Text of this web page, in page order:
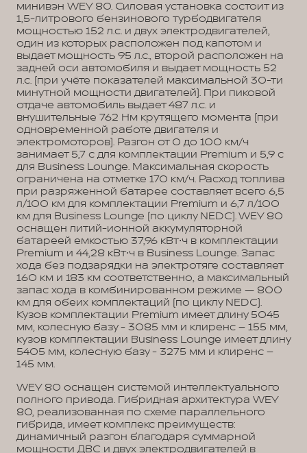
минивэн WEY 80. Силовая установка состоит из
1,5-литрового бензинового турбодвигателя
мощностью 152 л.с. и двух электродвигателей,
один из которых расположен под капотом и
выдает мощность 95 л.с., второй расположен на
задней оси автомобиля и выдает мощность 52
л.с. (при учёте показателей максимальной 30-ти
минутной мощности двигателей). При пиковой
отдаче автомобиль выдает 487 л.с. и
внушительные 762 Нм крутящего момента (при
одновременной работе двигателя и
электромоторов). Разгон от 0 до 100 км/ч
занимает 5,7 с для комплектации Premium и 5,9 с
для Business Lounge. Максимальная скорость
ограничена на отметке 170 км/ч. Расход топлива
при разряженной батарее составляет всего 6,5
л/100 км для комплектации Premium и 6,7 л/100
км для Business Lounge (по циклу NEDC). WEY 80
оснащен литий-ионной аккумуляторной
батареей емкостью 37,96 кВт⋅ч в комплектации
Premium и 44,28 кВт⋅ч в Business Lounge. Запас
хода без подзарядки на электротяге составляет
160 км и 183 км соответственно, а максимальный
запас хода в комбинированном режиме — 800
км для обеих комплектаций (по циклу NEDC).
Кузов комплектации Premium имеет длину 5045
мм, колесную базу - 3085 мм и клиренс – 155 мм,
кузов комплектации Business Lounge имеет длину
5405 мм, колесную базу - 3275 мм и клиренс –
145 мм.
WEY 80 оснащен системой интеллектуального
полного привода. Гибридная архитектура WEY
80, реализованная по схеме параллельного
гибрида, имеет комплекс преимуществ:
динамичный разгон благодаря суммарной
мощности ДВС и двух электродвигателей в